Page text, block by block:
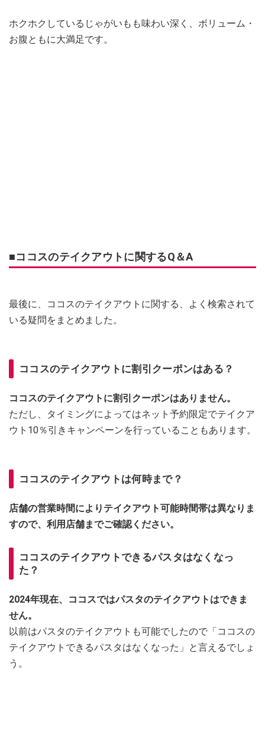
ホクホクしているじゃがいもも味わい深く、ボリューム・
お腹ともに大満足です。
■ココスのテイクアウトに関するQ＆A
最後に、ココスのテイクアウトに関する、よく検索されて
いる疑問をまとめました。
ココスのテイクアウトに割引クーポンはある？
ココスのテイクアウトに割引クーポンはありません。
ただし、タイミングによってはネット予約限定でテイクア
ウト10％引きキャンペーンを行っていることもあります。
ココスのテイクアウトは何時まで？
店舗の営業時間によりテイクアウト可能時間帯は異なりま
すので、利用店舗までご確認ください。
ココスのテイクアウトできるパスタはなくなっ
た？
2024年現在、ココスではパスタのテイクアウトはできま
せん。
以前はパスタのテイクアウトも可能でしたので「ココスの
テイクアウトできるパスタはなくなった」と言えるでしょ
う。